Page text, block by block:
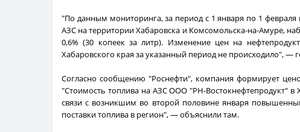
"По данным мониторинга, за период с 1 января по 1
АЗС на территории Хабаровска и Комсомольска-на-Амуре,
0,6% (30 копеек за литр). Изменение цен на
Хабаровского края за указанный период не происходило", —
Согласно сообщению "Роснефти", компания формирует
"Стоимость топлива на АЗС ООО "РН-Востокнефтепродукт" в
связи с возникшим во второй половине января
поставки топлива в регион", — объяснили там.